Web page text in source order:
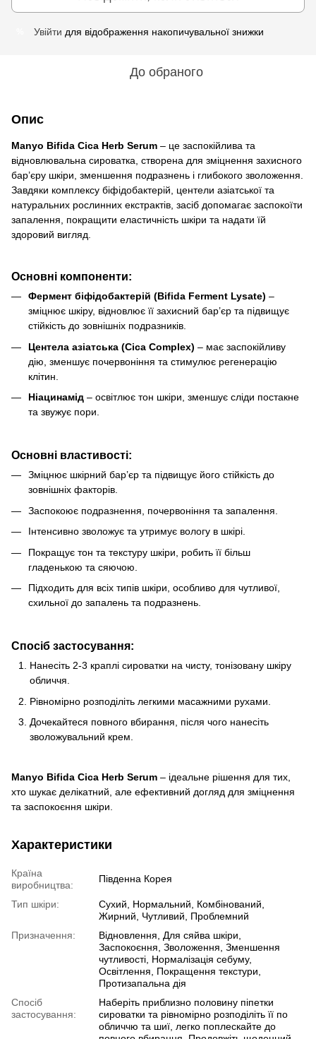
Увійти для відображення накопичувальної знижки
До обраного
Опис
Manyo Bifida Cica Herb Serum – це заспокійлива та
відновлювальна сироватка, створена для зміцнення захисного
бар’єру шкіри, зменшення подразнень і глибокого зволоження.
Завдяки комплексу біфідобактерій, центели азіатської та
натуральних рослинних екстрактів, засіб допомагає заспокоїти
запалення, покращити еластичність шкіри та надати їй
здоровий вигляд.
Основні компоненти:
Фермент біфідобактерій (Bifida Ferment Lysate) –
зміцнює шкіру, відновлює її захисний бар’єр та підвищує
стійкість до зовнішніх подразників.
Центела азіатська (Cica Complex) – має заспокійливу
дію, зменшує почервоніння та стимулює регенерацію
клітин.
Ніацинамід – освітлює тон шкіри, зменшує сліди постакне
та звужує пори.
Основні властивості:
Зміцнює шкірний бар’єр та підвищує його стійкість до
зовнішніх факторів.
Заспокоює подразнення, почервоніння та запалення.
Інтенсивно зволожує та утримує вологу в шкірі.
Покращує тон та текстуру шкіри, робить її більш
гладенькою та сяючою.
Підходить для всіх типів шкіри, особливо для чутливої,
схильної до запалень та подразнень.
Спосіб застосування:
Нанесіть 2-3 краплі сироватки на чисту, тонізовану шкіру
обличчя.
Рівномірно розподіліть легкими масажними рухами.
Дочекайтеся повного вбирання, після чого нанесіть
зволожувальний крем.
Manyo Bifida Cica Herb Serum – ідеальне рішення для тих,
хто шукає делікатний, але ефективний догляд для зміцнення
та заспокоєння шкіри.
Характеристики
Країна
виробництва:
Південна Корея
Тип шкіри:
Сухий, Нормальний, Комбінований,
Жирний, Чутливий, Проблемний
Призначення:
Відновлення, Для сяйва шкіри,
Заспокоєння, Зволоження, Зменшення
чутливості, Нормалізація себуму,
Освітлення, Покращення текстури,
Протизапальна дія
Спосіб
застосування:
Наберіть приблизно половину піпетки
сироватки та рівномірно розподіліть її по
обличчю та шиї, легко поплескайте до